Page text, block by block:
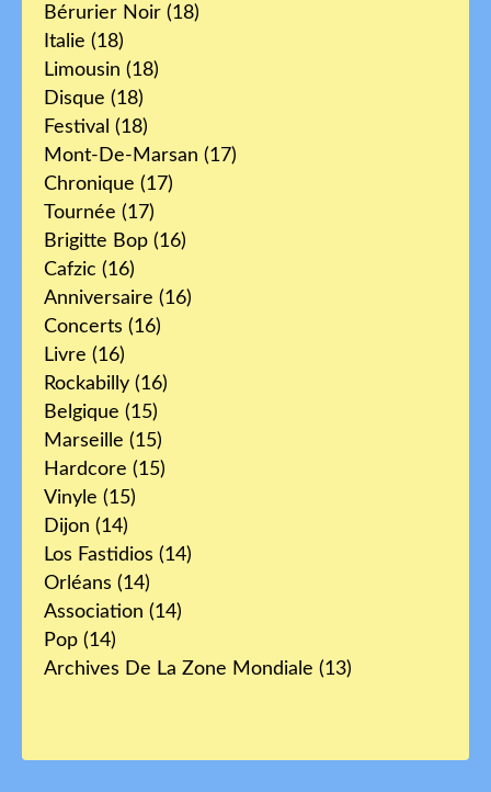
Bérurier Noir (18)
Italie (18)
Limousin (18)
Disque (18)
Festival (18)
Mont-De-Marsan (17)
Chronique (17)
Tournée (17)
Brigitte Bop (16)
Cafzic (16)
Anniversaire (16)
Concerts (16)
Livre (16)
Rockabilly (16)
Belgique (15)
Marseille (15)
Hardcore (15)
Vinyle (15)
Dijon (14)
Los Fastidios (14)
Orléans (14)
Association (14)
Pop (14)
Archives De La Zone Mondiale (13)